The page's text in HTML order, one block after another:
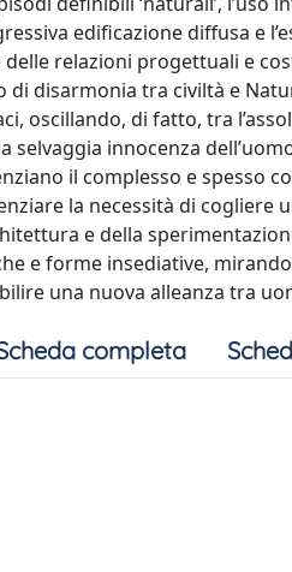
edificazione diffusa e
relazioni progettuali e
disarmonia tra civiltà e
oscillando, di fatto, tra
selvaggia innocenza
il complesso e spesso
la necessità di cogliere
e della
e forme insediative,
una nuova alleanza tra
completa